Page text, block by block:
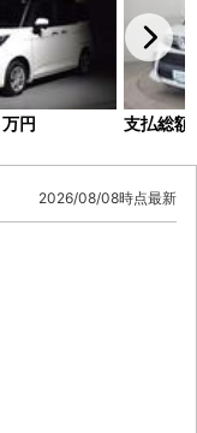
万円 支払総額
2026/08/08時点最新